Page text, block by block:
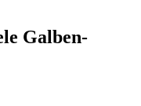
Galben-